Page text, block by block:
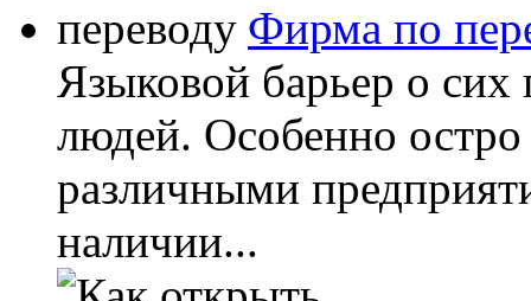
Фирма по
Языковой барьер о
людей. Особенно остро
различными
наличии...